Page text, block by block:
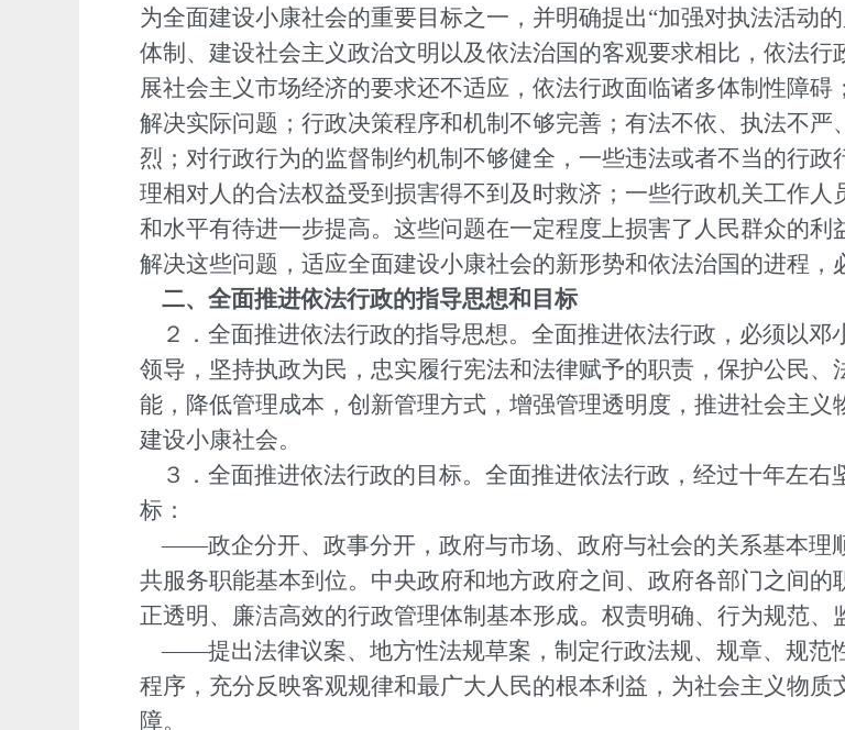
为全面建设小康社会的重要目标之一，并明确提出“加强对执法活动
体制、建设社会主义政治文明以及依法治国的客观要求相比，依法
展社会主义市场经济的要求还不适应，依法行政面临诸多体制性障
解决实际问题；行政决策程序和机制不够完善；有法不依、执法不
烈；对行政行为的监督制约机制不够健全，一些违法或者不当的行
理相对人的合法权益受到损害得不到及时救济；一些行政机关工作
和水平有待进一步提高。这些问题在一定程度上损害了人民群众的利
解决这些问题，适应全面建设小康社会的新形势和依法治国的进程，
二、全面推进依法行政的指导思想和目标
２．全面推进依法行政的指导思想。全面推进依法行政，必须以
领导，坚持执政为民，忠实履行宪法和法律赋予的职责，保护公民
能，降低管理成本，创新管理方式，增强管理透明度，推进社会主
建设小康社会。
３．全面推进依法行政的目标。全面推进依法行政，经过十年左
标：
——政企分开、政事分开，政府与市场、政府与社会的关系基本理
共服务职能基本到位。中央政府和地方政府之间、政府各部门之间
正透明、廉洁高效的行政管理体制基本形成。权责明确、行为规范、
——提出法律议案、地方性法规草案，制定行政法规、规章、规范
程序，充分反映客观规律和最广大人民的根本利益，为社会主义物
障。